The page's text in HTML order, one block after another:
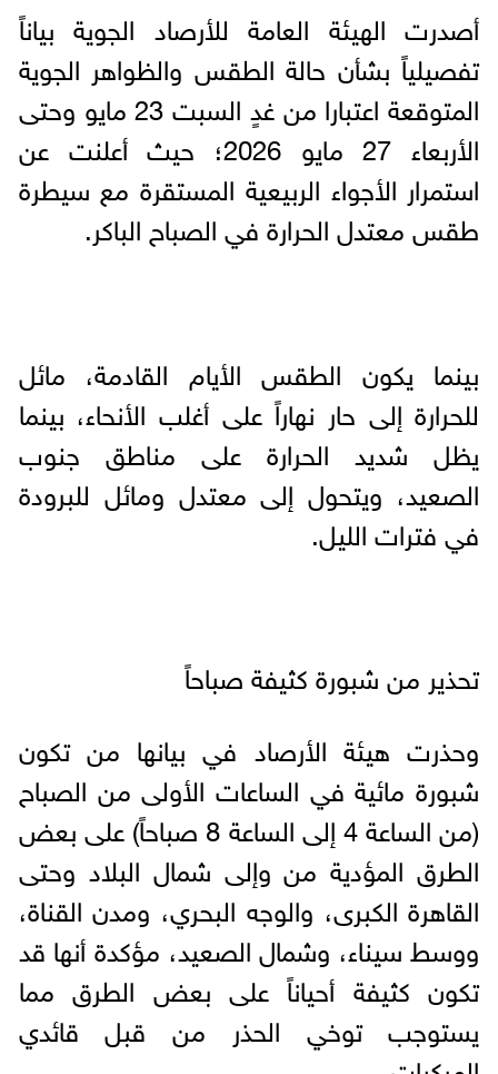
أصدرت الهيئة العامة للأرصاد الجوية بياناً
تفصيلياً بشأن حالة الطقس والظواهر الجوية
المتوقعة اعتبارا من غدٍ السبت 23 مايو وحتى
الأربعاء 27 مايو 2026؛ حيث أعلنت عن
استمرار الأجواء الربيعية المستقرة مع سيطرة
طقس معتدل الحرارة في الصباح الباكر.
بينما يكون الطقس الأيام القادمة، مائل
للحرارة إلى حار نهاراً على أغلب الأنحاء، بينما
يظل شديد الحرارة على مناطق جنوب
الصعيد، ويتحول إلى معتدل ومائل للبرودة
في فترات الليل.
تحذير من شبورة كثيفة صباحاً
وحذرت هيئة الأرصاد في بيانها من تكون
شبورة مائية في الساعات الأولى من الصباح
(من الساعة 4 إلى الساعة 8 صباحاً) على بعض
الطرق المؤدية من وإلى شمال البلاد وحتى
القاهرة الكبرى، والوجه البحري، ومدن القناة،
ووسط سيناء، وشمال الصعيد، مؤكدة أنها قد
تكون كثيفة أحياناً على بعض الطرق مما
يستوجب توخي الحذر من قبل قائدي